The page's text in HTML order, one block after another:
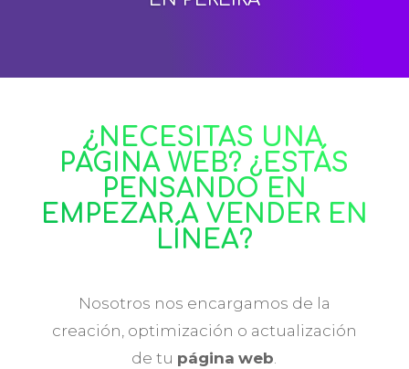
¿NECESITAS UNA
PÁGINA WEB? ¿ESTÁS
PENSANDO EN
EMPEZAR A VENDER EN
LÍNEA?
Nosotros nos encargamos de la
creación, optimización o actualización
de tu página web.